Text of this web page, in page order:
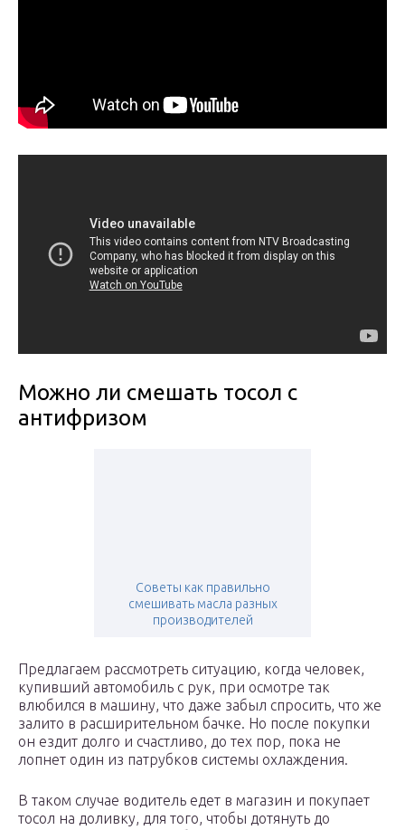
Можно ли смешать тосол с
антифризом
Советы как правильно
смешивать масла разных
производителей
Предлагаем рассмотреть ситуацию, когда человек,
купивший автомобиль с рук, при осмотре так
влюбился в машину, что даже забыл спросить, что же
залито в расширительном бачке. Но после покупки
он ездит долго и счастливо, до тех пор, пока не
лопнет один из патрубков системы охлаждения.
В таком случае водитель едет в магазин и покупает
тосол на доливку, для того, чтобы дотянуть до